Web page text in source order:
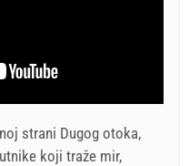
strani Dugog otoka,
koji traže mir,